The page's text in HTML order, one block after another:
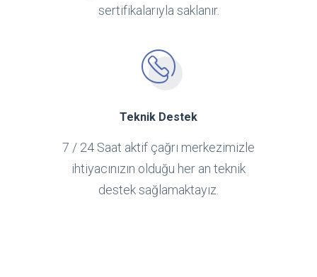
sertifikalarıyla saklanır.
Teknik Destek
7 / 24 Saat aktif çağrı merkezimizle
ihtiyacınızın olduğu her an teknik
destek sağlamaktayız.